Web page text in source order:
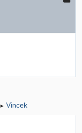
► Vincek